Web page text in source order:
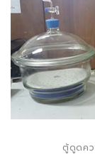
ตู้ดูดค